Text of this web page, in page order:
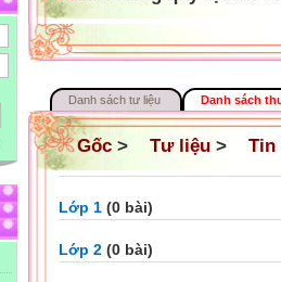
Danh sách tư liệu Danh sách
Gốc > Tư liệu > Tin
Lớp 1 (0 bài)
Lớp 2 (0 bài)